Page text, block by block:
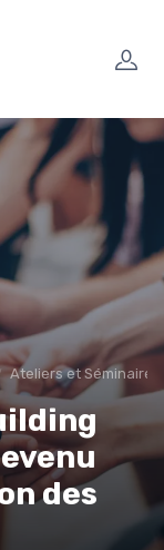
Ateliers et Séminaires
des
manquer,
qui
qualifiés.
& modèles
première